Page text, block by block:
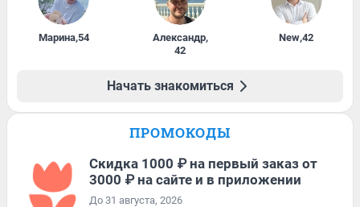
Марина,54 Александр,
42
New,42
Начать знакомиться
ПРОМОКОДЫ
Скидка 1000 ₽ на первый заказ от
3000 ₽ на сайте и в приложении
До 31 августа, 2026